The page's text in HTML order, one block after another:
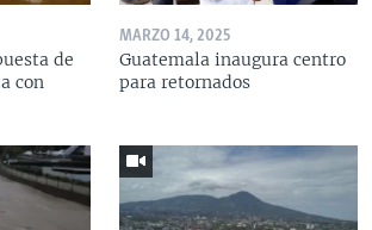
de
con
MARZO 14, 2025
Guatemala inaugura centro
para retornados